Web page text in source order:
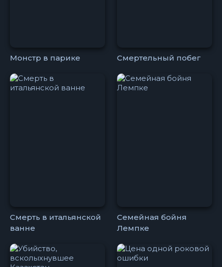
Монстр в парике Смертельный побег
Смерть в итальянской
ванне
Семейная бойня
Лемпке